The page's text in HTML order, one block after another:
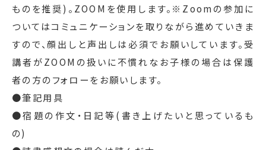
ものを推奨)。ZOOMを使用します。※Zoomの参加に
ついてはコミュニケーションを取りながら進めていきま
すので、顔出しと声出しは必須でお願いしています。受
講者がZOOMの扱いに不慣れなお子様の場合は保護
者の方のフォローをお願いします。
●筆記用具
●宿題の作文・日記等(書き上げたいと思っているも
の)